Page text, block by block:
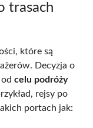
trasach
które są
Decyzja o
celu podróży
rejsy po
portach jak: